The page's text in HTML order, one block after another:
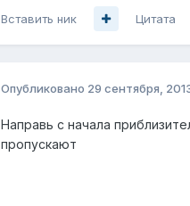
Вставить ник Цитата
Опубликовано 29 сентября,
Направь с начала
пропускают